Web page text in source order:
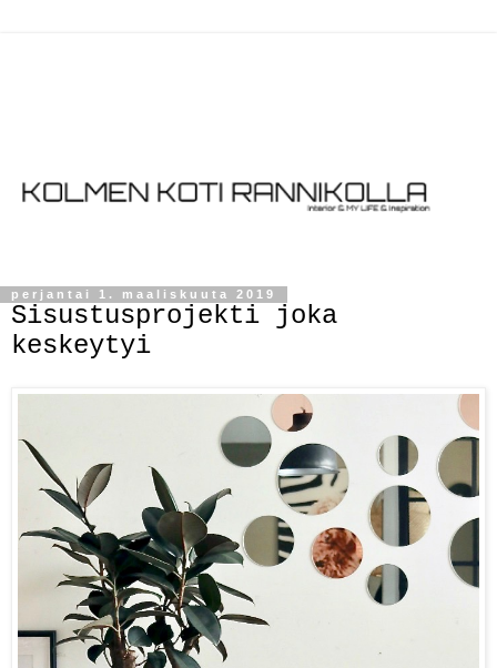
perjantai 1. maaliskuuta 2019
Sisustusprojekti joka
keskeytyi